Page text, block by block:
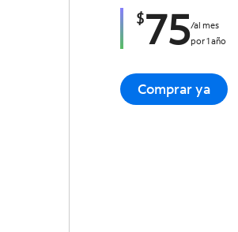
$75/al mes
por 1 año
Comprar ya